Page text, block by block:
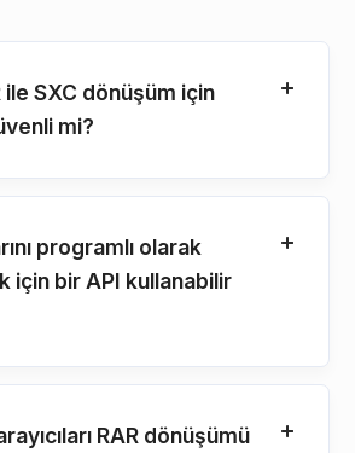
ile SXC dönüşüm için
mi?
programlı olarak
için bir API kullanabilir
RAR dönüşümü